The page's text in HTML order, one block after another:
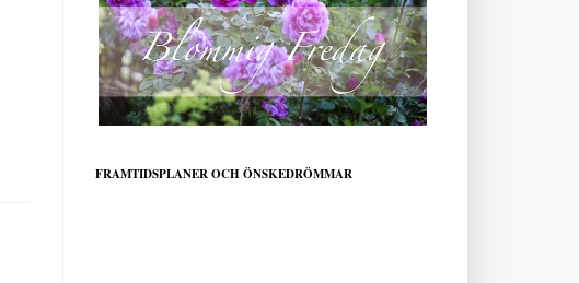
FRAMTIDSPLANER OCH ÖNSKEDRÖMMAR